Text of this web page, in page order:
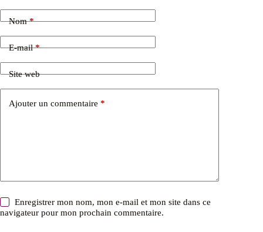
Nom*
E-mail*
Site web
Ajouter un commentaire *
Enregistrer mon nom, mon e-mail et mon site dans ce
navigateur pour mon prochain commentaire.